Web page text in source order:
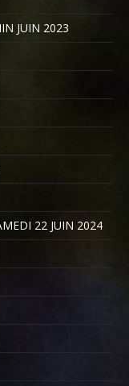
JUIN 2023
22 JUIN 2024